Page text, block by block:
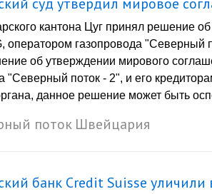
суд утвердил мировое
кантона Цуг принял решение
оператором газопровода "Северный
об утверждении мирового
"Северный поток - 2", и его
данное решение может быть
поток Швейцария
банк Credit Suisse уличили